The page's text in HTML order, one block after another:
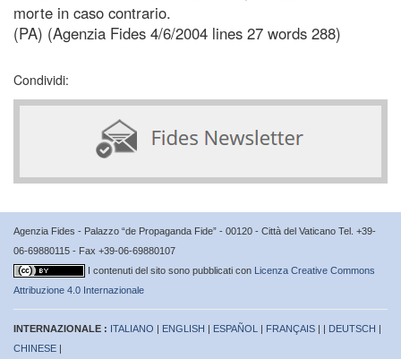
morte in caso contrario.
(PA) (Agenzia Fides 4/6/2004 lines 27 words 288)
Condividi:
Agenzia Fides - Palazzo “de Propaganda Fide” - 00120 - Città del Vaticano Tel. +39-
06-69880115 - Fax +39-06-69880107
I contenuti del sito sono pubblicati con Licenza Creative Commons
Attribuzione 4.0 Internazionale
INTERNAZIONALE : ITALIANO | ENGLISH | ESPAÑOL | FRANÇAIS | | DEUTSCH |
CHINESE |